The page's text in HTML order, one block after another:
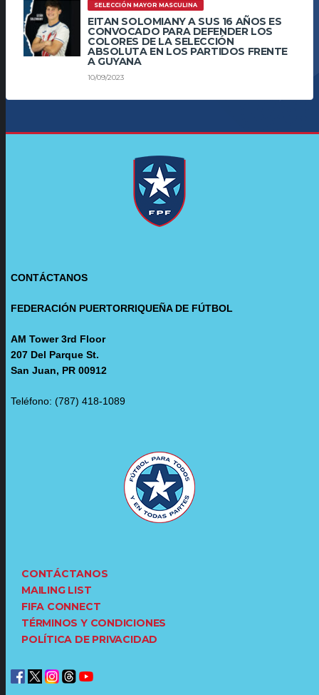
SELECCIÓN MAYOR MASCULINA
EITAN SOLOMIANY A SUS 16 AÑOS ES
CONVOCADO PARA DEFENDER LOS
COLORES DE LA SELECCIÓN
ABSOLUTA EN LOS PARTIDOS FRENTE
A GUYANA
10/09/2023
CONTÁCTANOS
FEDERACIÓN PUERTORRIQUEÑA DE FÚTBOL
AM Tower 3rd Floor
207 Del Parque St.
San Juan, PR 00912
Teléfono: (787) 418-1089
CONTÁCTANOS
MAILING LIST
FIFA CONNECT
TÉRMINOS Y CONDICIONES
POLÍTICA DE PRIVACIDAD